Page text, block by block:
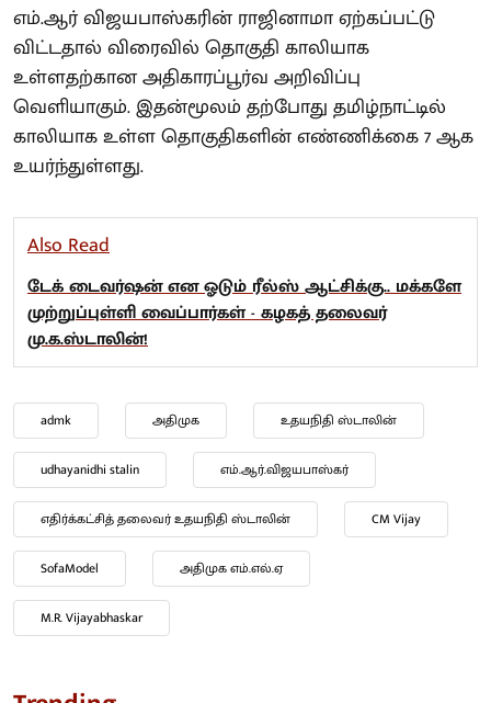
எம்.ஆர் விஜயபாஸ்கரின் ராஜினாமா ஏற்கப்பட்டு
விட்டதால் விரைவில் தொகுதி காலியாக
உள்ளதற்கான அதிகாரப்பூர்வ அறிவிப்பு
வெளியாகும். இதன்மூலம் தற்போது தமிழ்நாட்டில்
காலியாக உள்ள தொகுதிகளின் எண்ணிக்கை 7 ஆக
உயர்ந்துள்ளது.
Also Read
டேக் டைவர்ஷன் என ஓடும் ரீல்ஸ் ஆட்சிக்கு.. மக்களே
முற்றுப்புள்ளி வைப்பார்கள் - கழகத் தலைவர்
மு.க.ஸ்டாலின்!
admk அதிமுக உதயநிதி ஸ்டாலின்
udhayanidhi stalin எம்.ஆர்.விஜயபாஸ்கர்
எதிர்க்கட்சித் தலைவர் உதயநிதி ஸ்டாலின் CM Vijay
SofaModel அதிமுக எம்.எல்.ஏ
M.R. Vijayabhaskar